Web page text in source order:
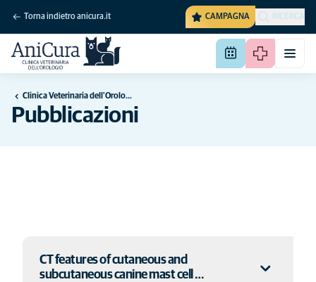
Torna indietro anicura.it CAMPAGNA RICERCA
Clinica Veterinaria dell'Orologio
Pubblicazioni
CT features of cutaneous and
subcutaneous canine mast cell …